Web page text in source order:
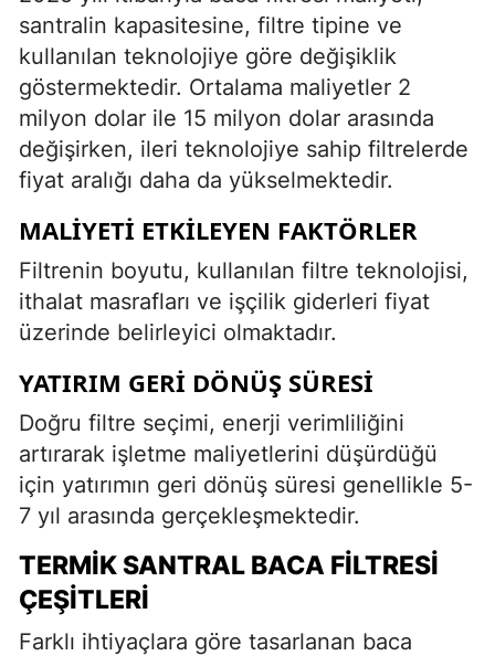
santralin kapasitesine, filtre tipine ve
kullanılan teknolojiye göre değişiklik
göstermektedir. Ortalama maliyetler 2
milyon dolar ile 15 milyon dolar arasında
değişirken, ileri teknolojiye sahip filtrelerde
fiyat aralığı daha da yükselmektedir.
MALIYETI ETKILEYEN FAKTÖRLER
Filtrenin boyutu, kullanılan filtre teknolojisi,
ithalat masrafları ve işçilik giderleri fiyat
üzerinde belirleyici olmaktadır.
YATIRIM GERI DÖNÜŞ SÜRESI
Doğru filtre seçimi, enerji verimliliğini
artırarak işletme maliyetlerini düşürdüğü
için yatırımın geri dönüş süresi genellikle 5-
7 yıl arasında gerçekleşmektedir.
TERMIK SANTRAL BACA FILTRESI
ÇEŞITLERI
Farklı ihtiyaçlara göre tasarlanan baca